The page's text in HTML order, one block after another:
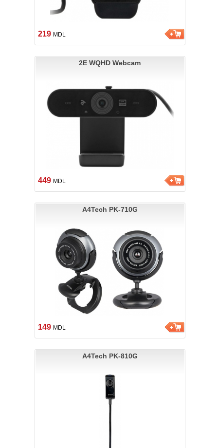
219 MDL
2E WQHD Webcam
449 MDL
A4Tech PK-710G
149 MDL
A4Tech PK-810G